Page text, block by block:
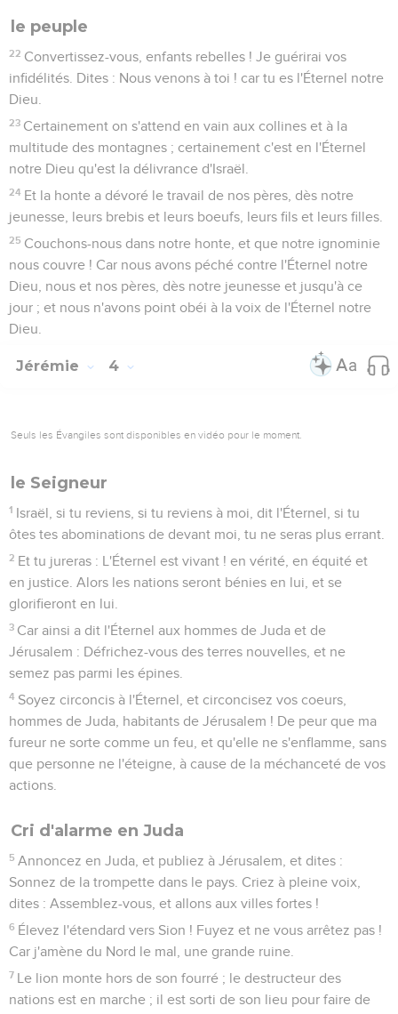
le peuple
22 Convertissez-vous, enfants rebelles ! Je guérirai vos
infidélités. Dites : Nous venons à toi ! car tu es l'Éternel notre
Dieu.
23 Certainement on s'attend en vain aux collines et à la
multitude des montagnes ; certainement c'est en l'Éternel
notre Dieu qu'est la délivrance d'Israël.
24 Et la honte a dévoré le travail de nos pères, dès notre
jeunesse, leurs brebis et leurs boeufs, leurs fils et leurs filles.
25 Couchons-nous dans notre honte, et que notre ignominie
nous couvre ! Car nous avons péché contre l'Éternel notre
Dieu, nous et nos pères, dès notre jeunesse et jusqu'à ce
jour ; et nous n'avons point obéi à la voix de l'Éternel notre
Dieu.
Jérémie 4
Seuls les Évangiles sont disponibles en vidéo pour le moment.
le Seigneur
1 Israël, si tu reviens, si tu reviens à moi, dit l'Éternel, si tu
ôtes tes abominations de devant moi, tu ne seras plus errant.
2 Et tu jureras : L'Éternel est vivant ! en vérité, en équité et
en justice. Alors les nations seront bénies en lui, et se
glorifieront en lui.
3 Car ainsi a dit l'Éternel aux hommes de Juda et de
Jérusalem : Défrichez-vous des terres nouvelles, et ne
semez pas parmi les épines.
4 Soyez circoncis à l'Éternel, et circoncisez vos coeurs,
hommes de Juda, habitants de Jérusalem ! De peur que ma
fureur ne sorte comme un feu, et qu'elle ne s'enflamme, sans
que personne ne l'éteigne, à cause de la méchanceté de vos
actions.
Cri d'alarme en Juda
5 Annoncez en Juda, et publiez à Jérusalem, et dites :
Sonnez de la trompette dans le pays. Criez à pleine voix,
dites : Assemblez-vous, et allons aux villes fortes !
6 Élevez l'étendard vers Sion ! Fuyez et ne vous arrêtez pas !
Car j'amène du Nord le mal, une grande ruine.
7 Le lion monte hors de son fourré ; le destructeur des
nations est en marche ; il est sorti de son lieu pour faire de